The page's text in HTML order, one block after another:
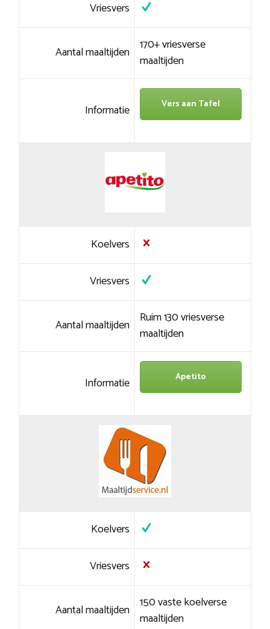
Vriesvers
Aantal maaltijden 170+ vriesverse
maaltijden
Informatie Vers aan Tafel
Koelvers
Vriesvers
Aantal maaltijden Ruim 130 vriesverse
maaltijden
Informatie Apetito
Koelvers
Vriesvers
Aantal maaltijden 150 vaste koelverse
maaltijden